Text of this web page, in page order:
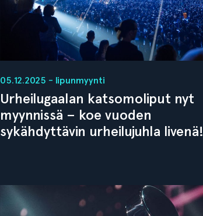
05.12.2025 - lipunmyynti
Urheilugaalan katsomoliput nyt
myynnissä – koe vuoden
sykähdyttävin urheilujuhla livenä!